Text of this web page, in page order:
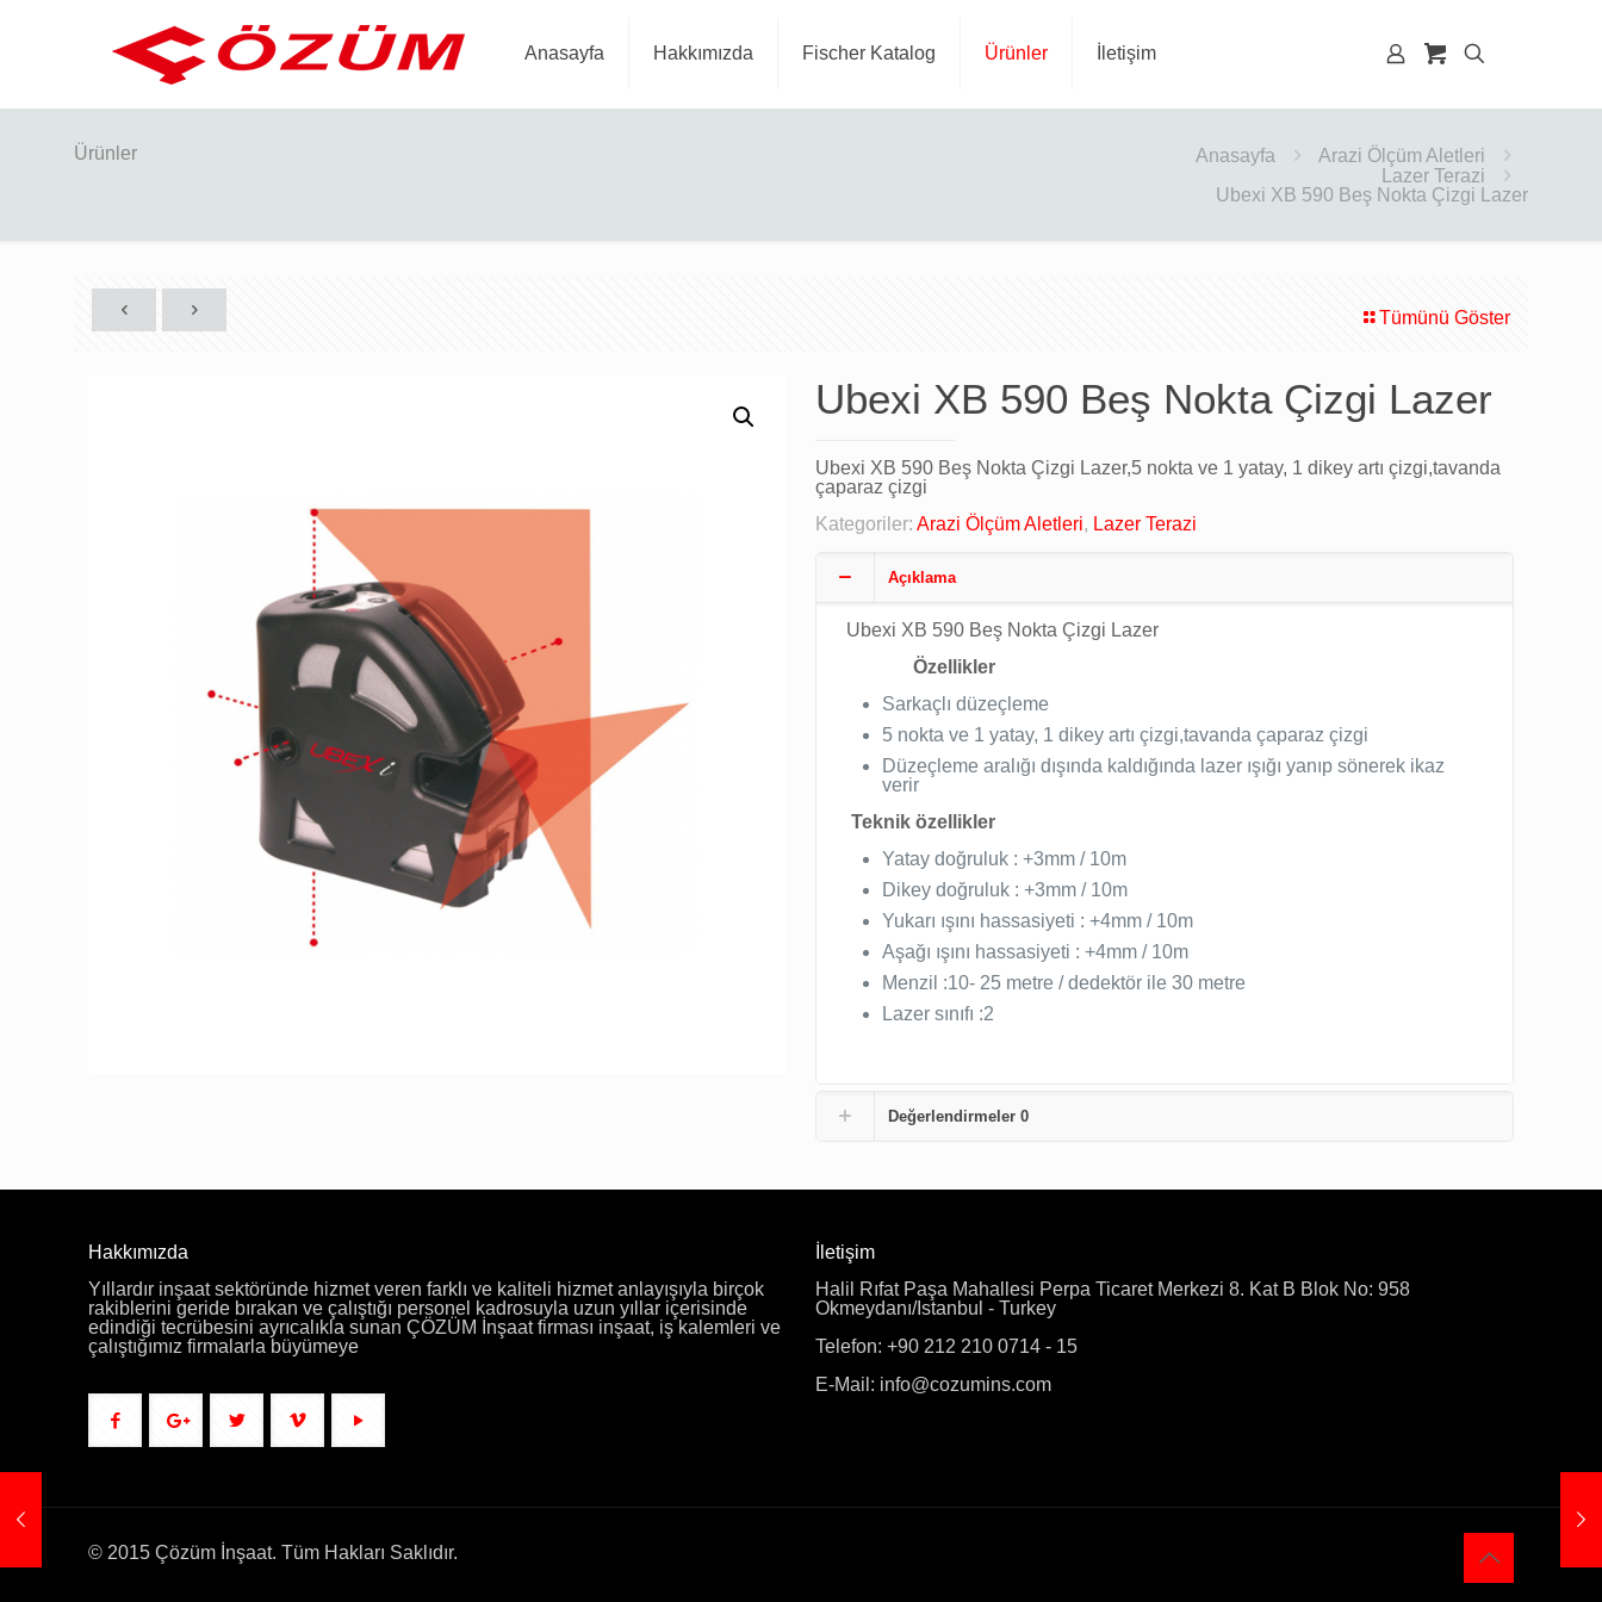
Anasayfa Hakkımızda Fischer Katalog Ürünler İletişim
Ürünler Anasayfa
Arazi Ölçüm Aletleri
Lazer Terazi
Ubexi XB 590 Beş Nokta Çizgi Lazer
Tümünü Göster
Ubexi XB 590 Beş Nokta Çizgi Lazer
Ubexi XB 590 Beş Nokta Çizgi Lazer,5 nokta ve 1 yatay, 1 dikey artı çizgi,tavanda
çaparaz çizgi
Kategoriler: Arazi Ölçüm Aletleri, Lazer Terazi
Açıklama
Ubexi XB 590 Beş Nokta Çizgi Lazer
Özellikler
Sarkaçlı düzeçleme
5 nokta ve 1 yatay, 1 dikey artı çizgi,tavanda çaparaz çizgi
Düzeçleme aralığı dışında kaldığında lazer ışığı yanıp sönerek ikaz
verir
Teknik özellikler
Yatay doğruluk : +3mm / 10m
Dikey doğruluk : +3mm / 10m
Yukarı ışını hassasiyeti : +4mm / 10m
Aşağı ışını hassasiyeti : +4mm / 10m
Menzil :10- 25 metre / dedektör ile 30 metre
Lazer sınıfı :2
Değerlendirmeler 0
Hakkımızda
Yıllardır inşaat sektöründe hizmet veren farklı ve kaliteli hizmet anlayışıyla birçok
rakiblerini geride bırakan ve çalıştığı personel kadrosuyla uzun yıllar içerisinde
edindiği tecrübesini ayrıcalıkla sunan ÇÖZÜM İnşaat firması inşaat, iş kalemleri ve
çalıştığımız firmalarla büyümeye
İletişim
Halil Rıfat Paşa Mahallesi Perpa Ticaret Merkezi 8. Kat B Blok No: 958
Okmeydanı/Istanbul - Turkey
Telefon: +90 212 210 0714 - 15
E-Mail: info@cozumins.com
© 2015 Çözüm İnşaat. Tüm Hakları Saklıdır.